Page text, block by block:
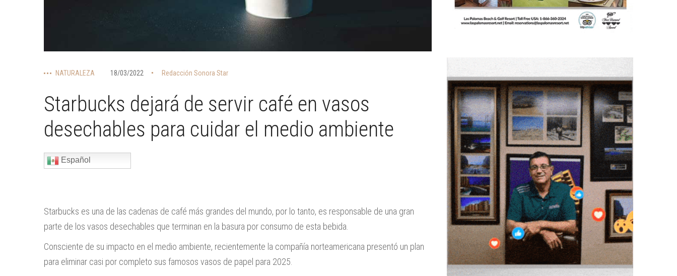
NATURALEZA 18/03/2022 Redacción Sonora Star
Starbucks dejará de servir café en vasos
desechables para cuidar el medio ambiente
Español
Starbucks es una de las cadenas de café más grandes del mundo, por lo tanto, es responsable de una gran
parte de los vasos desechables que terminan en la basura por consumo de esta bebida.
Consciente de su impacto en el medio ambiente, recientemente la compañía norteamericana presentó un plan
para eliminar casi por completo sus famosos vasos de papel para 2025.